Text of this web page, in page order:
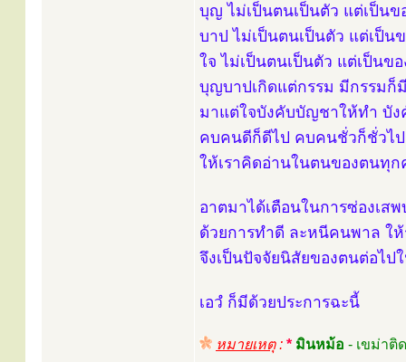
บุญ ไม่เป็นตนเป็นตัว แต่เป็นข
บาป ไม่เป็นตนเป็นตัว แต่เป็น
ใจ ไม่เป็นตนเป็นตัว แต่เป็นข
บุญบาปเกิดแต่กรรม มีกรรมก็
มาแต่ใจบังคับบัญชาให้ทำ บั
คบคนดีก็ดีไป คบคนชั่วก็ชั่วไป
ให้เราคิดอ่านในตนของตนทุ
อาตมาได้เตือนในการซ่องเส
ด้วยการทำดี ละหนีคนพาล ให้
จึงเป็นปัจจัยนิสัยของตนต่อไป
เอวํ ก็มีด้วยประการฉะนี้
หมายเหตุ: * มินหม้อ - เขม่าติ